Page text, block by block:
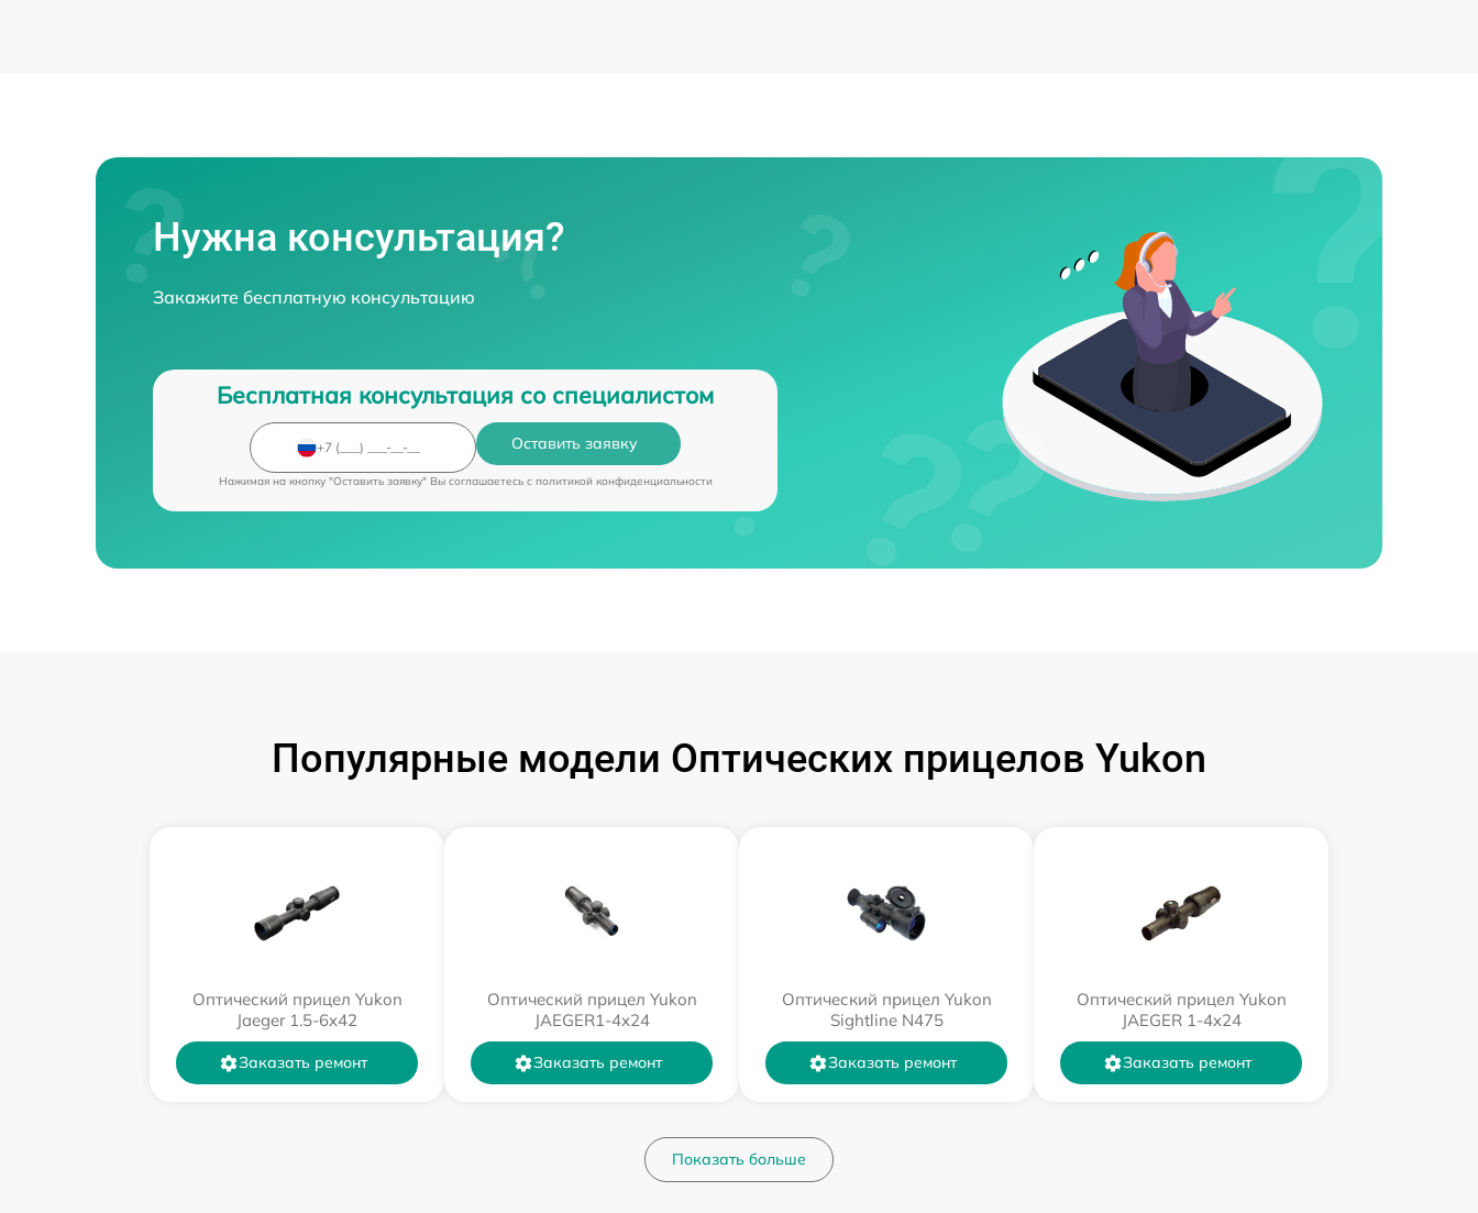
Нужна консультация?
Закажите бесплатную консультацию
Бесплатная консультация со специалистом
Оставить заявку
Нажимая на кнопку "Оставить заявку" Вы соглашаетесь c политикой конфиденциальности
Популярные модели Оптических прицелов Yukon
Оптический прицел Yukon
Jaeger 1.5-6x42
Заказать ремонт
Оптический прицел Yukon
JAEGER1-4x24
Заказать ремонт
Оптический прицел Yukon
Sightline N475
Заказать ремонт
Оптический прицел Yukon
JAEGER 1-4x24
Заказать ремонт
Показать больше